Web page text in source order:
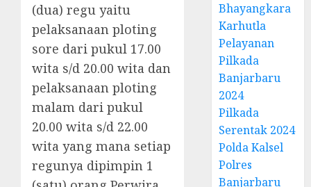
(dua) regu yaitu
pelaksanaan ploting
sore dari pukul 17.00
wita s/d 20.00 wita dan
pelaksanaan ploting
malam dari pukul
20.00 wita s/d 22.00
wita yang mana setiap
regunya dipimpin 1
Bhayangkara
Karhutla
Pelayanan
Pilkada
Banjarbaru
2024
Pilkada
Serentak 2024
Polda Kalsel
Polres
Banjarbaru